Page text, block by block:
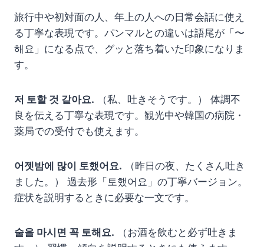
旅行中や初対面の人、年上の人への日常会話に使え
る丁寧な表現です。パンマルとの違いは語尾が「〜
해요」になる点で、グッと落ち着いた印象になりま
す。
저 토할 것 같아요. （私、吐きそうです。） 体調不
良を伝える丁寧な表現です。観光中や韓国の病院・
薬局での受付でも使えます。
어젯밤에 많이 토했어요. （昨日の夜、たくさん吐き
ました。） 過去形「토했어요」の丁寧バージョン。
症状を説明するときに必要な一文です。
술을 마시면 꼭 토해요. （お酒を飲むと必ず吐きま